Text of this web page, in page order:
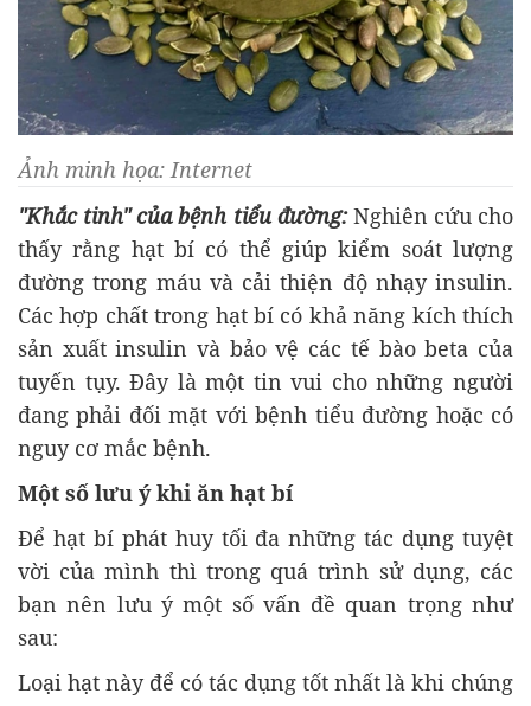
Ảnh minh họa: Internet
"Khắc tinh" của bệnh tiểu đường:Nghiên cứu cho
thấy rằng hạt bí có thể giúp kiểm soát lượng
đường trong máu và cải thiện độ nhạy insulin.
Các hợp chất trong hạt bí có khả năng kích thích
sản xuất insulin và bảo vệ các tế bào beta của
tuyến tụy. Đây là một tin vui cho những người
đang phải đối mặt với bệnh tiểu đường hoặc có
nguy cơ mắc bệnh.
Một số lưu ý khi ăn hạt bí
Để hạt bí phát huy tối đa những tác dụng tuyệt
vời của mình thì trong quá trình sử dụng, các
bạn nên lưu ý một số vấn đề quan trọng như
sau:
Loại hạt này để có tác dụng tốt nhất là khi chúng